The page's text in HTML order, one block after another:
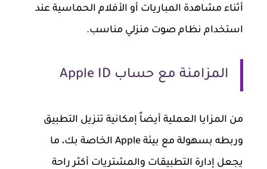
أثناء مشاهدة المباريات أو الأفلام الحماسية عند
استخدام نظام صوت منزلي مناسب.
المزامنة مع حساب Apple ID
من المزايا العملية أيضاً إمكانية تنزيل التطبيق
وربطه بسهولة مع بيئة Apple الخاصة بك، ما
يجعل إدارة التطبيقات والمشتريات أكثر راحة